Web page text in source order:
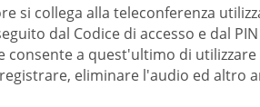
si collega alla teleconferenza
dal Codice di accesso e dal
consente a quest'ultimo di utilizzare
eliminare l'audio ed altro